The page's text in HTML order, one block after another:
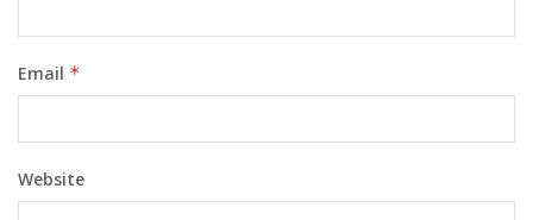
Email *
Website